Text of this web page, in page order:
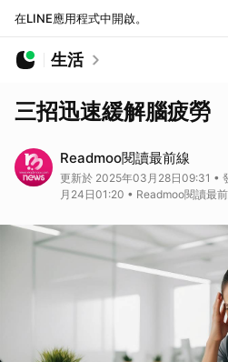
在LINE應用程式中開啟。
生活
三招迅速緩解腦疲勞
Readmoo閱讀最前線
更新於 2025年03月28日09:31 •
月24日01:20 • Readmoo閱讀最